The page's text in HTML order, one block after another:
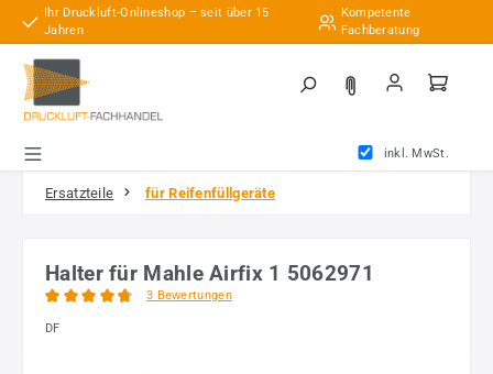
Zum Hauptinhalt springen
Ihr Druckluft-Onlineshop – seit über 15
Jahren
Kompetente
Fachberatung
inkl. MwSt.
Ersatzteile für Reifenfüllgeräte
Halter für Mahle Airfix 1 5062971
3 Bewertungen
DF